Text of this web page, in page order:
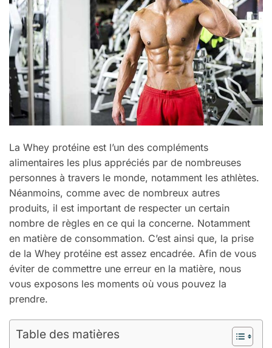
La Whey protéine est l’un des compléments
alimentaires les plus appréciés par de nombreuses
personnes à travers le monde, notamment les athlètes.
Néanmoins, comme avec de nombreux autres
produits, il est important de respecter un certain
nombre de règles en ce qui la concerne. Notamment
en matière de consommation. C’est ainsi que, la prise
de la Whey protéine est assez encadrée. Afin de vous
éviter de commettre une erreur en la matière, nous
vous exposons les moments où vous pouvez la
prendre.
Table des matières